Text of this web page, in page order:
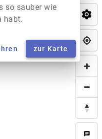
chat
so sauber wie
habt.
zur Karte